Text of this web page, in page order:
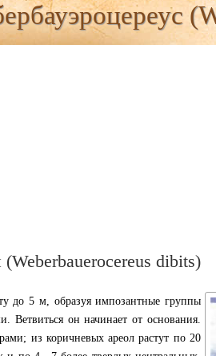
dibits)
до 5 м, образуя импозантные группы
Ветвиться он начинает от основания.
из коричневых ареол растут по 20